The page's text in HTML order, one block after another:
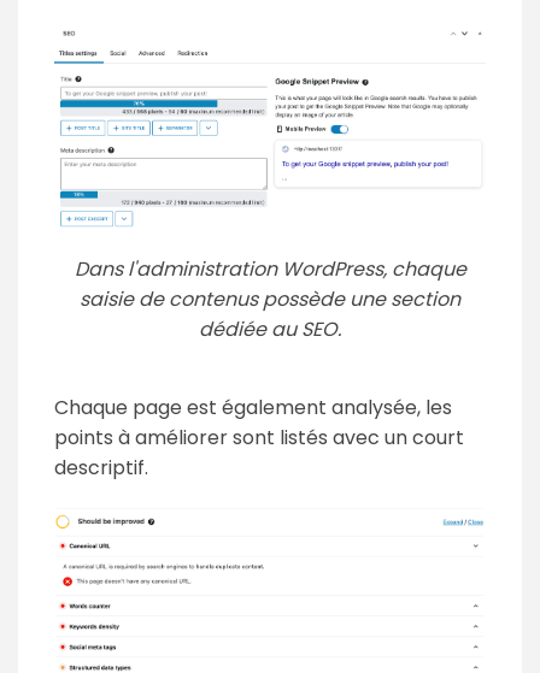
Dans l'administration WordPress, chaque
saisie de contenus possède une section
dédiée au SEO.
Chaque page est également analysée, les
points à améliorer sont listés avec un court
descriptif.